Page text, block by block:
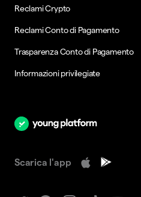
Reclami Crypto
Reclami Conto di Pagamento
Trasparenza Conto di Pagamento
Informazioni privilegiate
Scarica l'app